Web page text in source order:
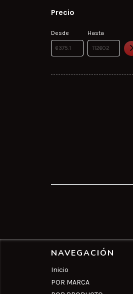
Precio
Desde Hasta
NAVEGACIÓN
Inicio
POR MARCA